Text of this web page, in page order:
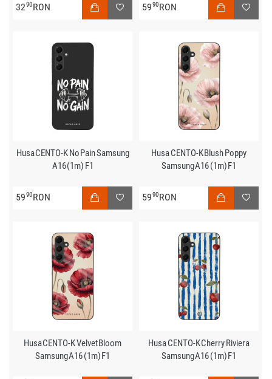
3290RON 5990RON
Husa CENTO-K No Pain Samsung
A16 (1m) F1
5990RON
Husa CENTO-K Blush Poppy
Samsung A16 (1m) F1
5990RON
Husa CENTO-K Velvet Bloom
Samsung A16 (1m) F1
Husa CENTO-K Cherry Riviera
Samsung A16 (1m) F1